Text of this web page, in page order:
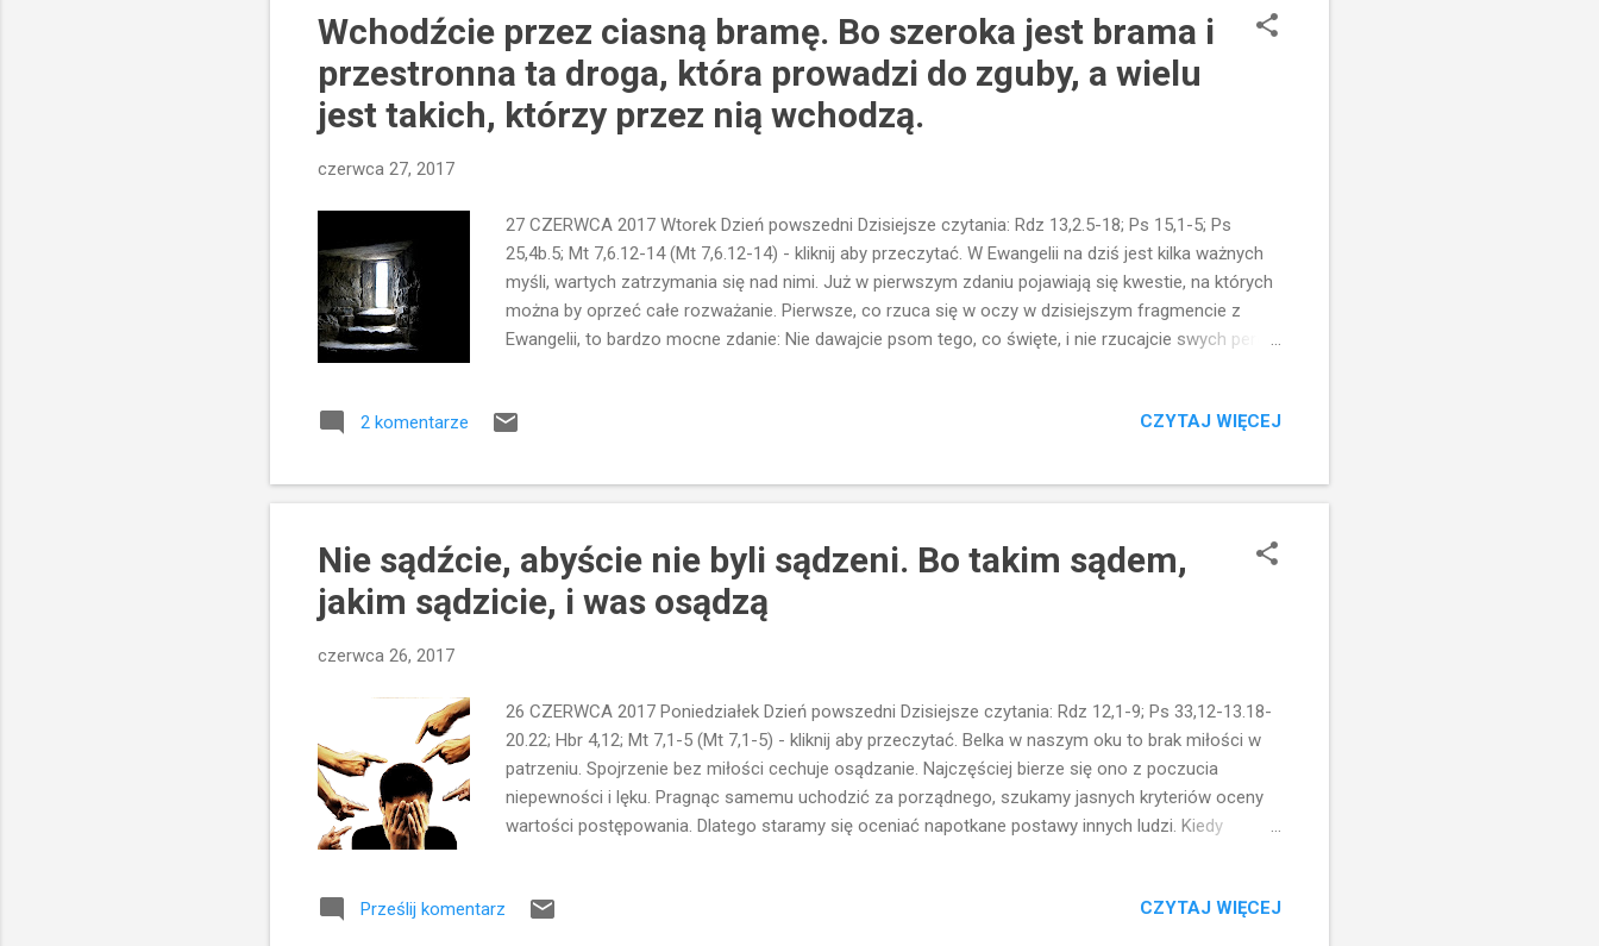
Wchodźcie przez ciasną bramę. Bo szeroka jest brama i
przestronna ta droga, która prowadzi do zguby, a wielu
jest takich, którzy przez nią wchodzą.
czerwca 27, 2017
27 CZERWCA 2017 Wtorek Dzień powszedni Dzisiejsze czytania: Rdz 13,2.5-18; Ps 15,1-5; Ps
25,4b.5; Mt 7,6.12-14 (Mt 7,6.12-14) - kliknij aby przeczytać. W Ewangelii na dziś jest kilka ważnych
myśli, wartych zatrzymania się nad nimi. Już w pierwszym zdaniu pojawiają się kwestie, na których
można by oprzeć całe rozważanie. Pierwsze, co rzuca się w oczy w dzisiejszym fragmencie z
Ewangelii, to bardzo mocne zdanie: Nie dawajcie psom tego, co święte, i nie rzucajcie swych pereł
wypowiedzi...i nie chodzi tu wcale o ubliżanie komukolwiek. Chodzi o naświetlenie pewnego
czasie misji ewangelizacyjnej, trafią na ludzi, którzy nie przyjmą Dobrej Nowiny. Mało tego, że nie
przyjmą...to jeszcze narażą Ewangelię na zbezczes...
2 komentarze CZYTAJ WIĘCEJ
Nie sądźcie, abyście nie byli sądzeni. Bo takim sądem,
jakim sądzicie, i was osądzą
czerwca 26, 2017
26 CZERWCA 2017 Poniedziałek Dzień powszedni Dzisiejsze czytania: Rdz 12,1-9; Ps 33,12-13.18-
20.22; Hbr 4,12; Mt 7,1-5 (Mt 7,1-5) - kliknij aby przeczytać. Belka w naszym oku to brak miłości w
patrzeniu. Spojrzenie bez miłości cechuje osądzanie. Najczęściej bierze się ono z poczucia
niepewności i lęku. Pragnąc samemu uchodzić za porządnego, szukamy jasnych kryteriów oceny
wartości postępowania. Dlatego staramy się oceniać napotkane postawy innych ludzi. Kiedy
uwagę od nas samych i naszych ciemnych stron albo usprawiedliwić nas w naszej słabości: „jeżeli
Prześlij komentarz CZYTAJ WIĘCEJ